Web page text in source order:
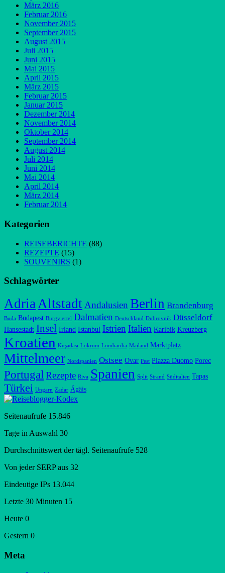
März 2016
Februar 2016
November 2015
September 2015
August 2015
Juli 2015
Juni 2015
Mai 2015
April 2015
März 2015
Februar 2015
Januar 2015
Dezember 2014
November 2014
Oktober 2014
September 2014
August 2014
Juli 2014
Juni 2014
Mai 2014
April 2014
März 2014
Februar 2014
Kategorien
REISEBERICHTE (88)
REZEPTE (15)
SOUVENIRS (1)
Schlagwörter
AdriaAltstadt Andalusien Berlin Brandenburg
Buda Budapest Burgviertel Dalmatien Deutschland Dubrovnik Düsseldorf
Hansestadt Insel Irland Istanbul Istrien Italien Karibik Kreuzberg
Kroatien Kuşadası Lokrum Lombardia Mailand Marktplatz
Mittelmeer Nordspanien Ostsee Ovar Pest Piazza Duomo Porec
Portugal Rezepte Riva Spanien Split Strand Süditalien Tapas
Türkei Ungarn Zadar Ägäis
Seitenaufrufe 15.846
Tage in Auswahl 30
Durchschnittswert der tägl. Seitenaufrufe 528
Von jeder SERP aus 32
Eindeutige IPs 13.044
Letzte 30 Minuten 15
Heute 0
Gestern 0
Meta